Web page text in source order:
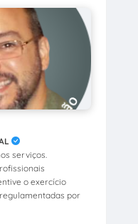
serviços.
o exercício
por